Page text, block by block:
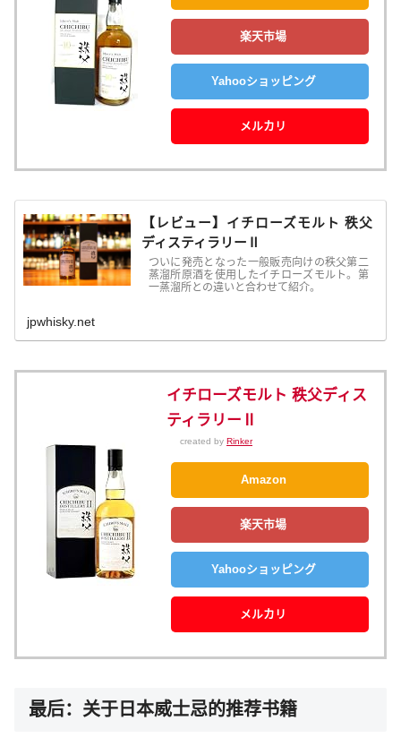
楽天市場
Yahooショッピング
メルカリ
【レビュー】イチローズモルト 秩父
ディスティラリーⅡ
ついに発売となった一般販売向けの秩父第二
蒸溜所原酒を使用したイチローズモルト。第
一蒸溜所との違いと合わせて紹介。
jpwhisky.net
イチローズモルト 秩父ディス
ティラリーⅡ
created by Rinker
Amazon
楽天市場
Yahooショッピング
メルカリ
最后：关于日本威士忌的推荐书籍